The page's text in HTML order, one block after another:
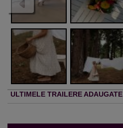
ULTIMELE TRAILERE ADAUGATE